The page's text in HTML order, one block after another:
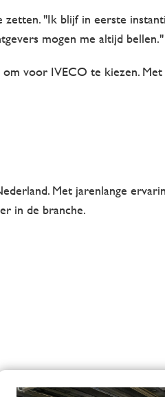
"Ik blijf in eerste
mogen me altijd bellen."
voor IVECO te kiezen.
Met jarenlange
in de branche.